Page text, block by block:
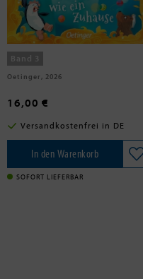
Wunderlich, Christian
Mats und Mathilde 3. Ein Freund
wie ein Zuhause
Band 3
Oetinger, 2026
16,00 €
Versandkostenfrei in DE
In den Warenkorb
SOFORT LIEFERBAR